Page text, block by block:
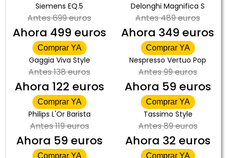
Siemens EQ.5
Antes699 euros
Ahora 499 euros
Comprar YA
Delonghi Magnifica S
Antes489 euros
Ahora 349 euros
Comprar YA
Gaggia Viva Style
Antes138 euros
Ahora 122 euros
Comprar YA
Nespresso Vertuo Pop
Antes99 euros
Ahora 59 euros
Comprar YA
Philips L'Or Barista
Antes119 euros
Ahora 59 euros
Comprar YA
Tassimo Style
Antes89 euros
Ahora 32 euros
Comprar YA